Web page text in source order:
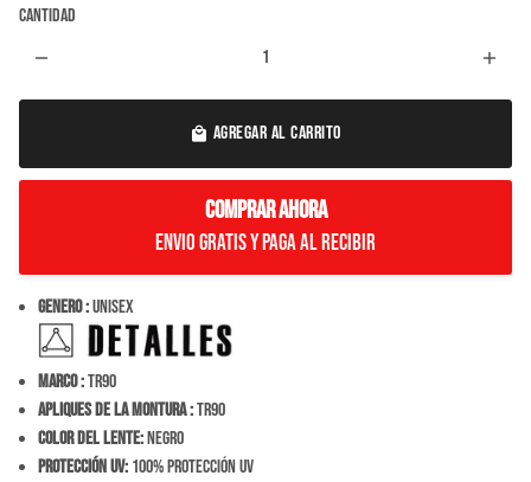
Cantidad
remove add
local_mall AGREGAR AL CARRITO
COMPRAR AHORA
Envio Gratis y paga al recibir
Genero :Unisex
Marco :TR90
Apliques de la montura :TR90
Color del Lente:NEGRO
Protección Uv: 100% Protección Uv